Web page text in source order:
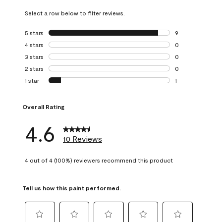
Select a row below to filter reviews.
5 stars stars
9
9 reviews with 5
4 stars stars
0
0 reviews with 4
3 stars stars
0
0 reviews with 3
2 stars stars
0
0 reviews with 2
1 star stars
1
Overall Rating
4.6 10 Reviews
4 out of 4 (100%) reviewers recommend this product
Tell us how this paint performed.